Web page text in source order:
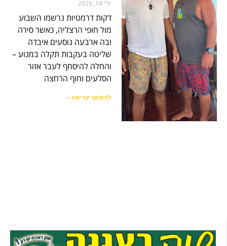
יולי 18, 2025
דקות דרמטיות נרשמו השבוע
מול חופי הרצליה, כאשר סירה
ובה ארבעה נוסעים איבדה
שליטה בעקבות תקלה במנוע –
והחלה להיסחף לעבר אזור
הסלעים וחוף הרחצה
להמשך קריאה »